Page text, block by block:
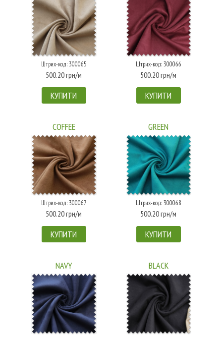
Штрих-код: 300065
500.20 грн/м
КУПИТИ
Штрих-код: 300066
500.20 грн/м
КУПИТИ
COFFEE
Штрих-код: 300067
500.20 грн/м
КУПИТИ
GREEN
Штрих-код: 300068
500.20 грн/м
КУПИТИ
NAVY BLACK